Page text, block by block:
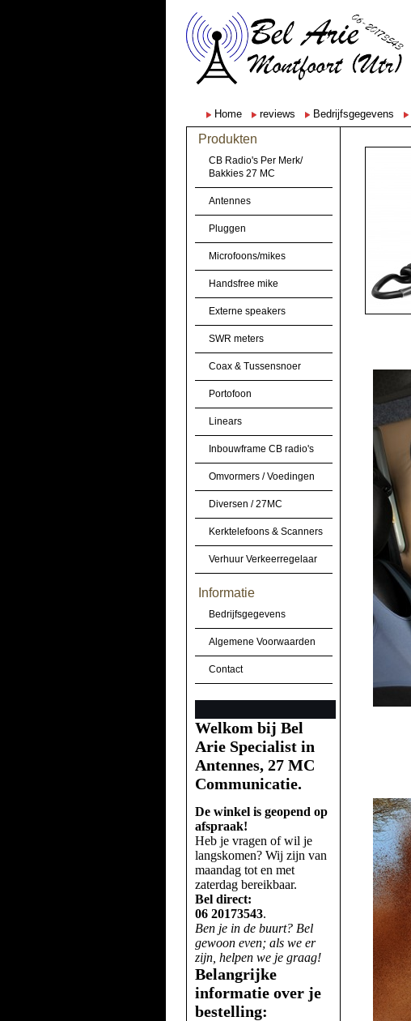
Home reviews Bedrijfsgegevens
Produkten
CB Radio's Per Merk/
Bakkies 27 MC
Antennes
Pluggen
Microfoons/mikes
Handsfree mike
Externe speakers
SWR meters
Coax & Tussensnoer
Portofoon
Linears
Inbouwframe CB radio's
Omvormers / Voedingen
Diversen / 27MC
Kerktelefoons & Scanners
Verhuur Verkeerregelaar
Informatie
Bedrijfsgegevens
Algemene Voorwaarden
Contact
Welkom bij Bel
Arie Specialist in
Antennes, 27 MC
Communicatie.
De winkel is geopend op
afspraak!
Heb je vragen of wil je
langskomen? Wij zijn van
maandag tot en met
zaterdag bereikbaar.
Bel direct:
06 20173543.
Ben je in de buurt? Bel
gewoon even; als we er
zijn, helpen we je graag!
Belangrijke
informatie over je
bestelling: